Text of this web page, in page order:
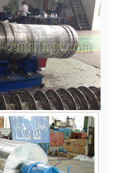
3200 3555
2200 1975